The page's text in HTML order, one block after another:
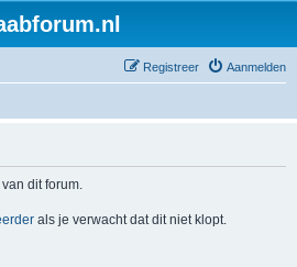
Aanmelden
Registreer
dit forum.
als je verwacht dat dit niet klopt.